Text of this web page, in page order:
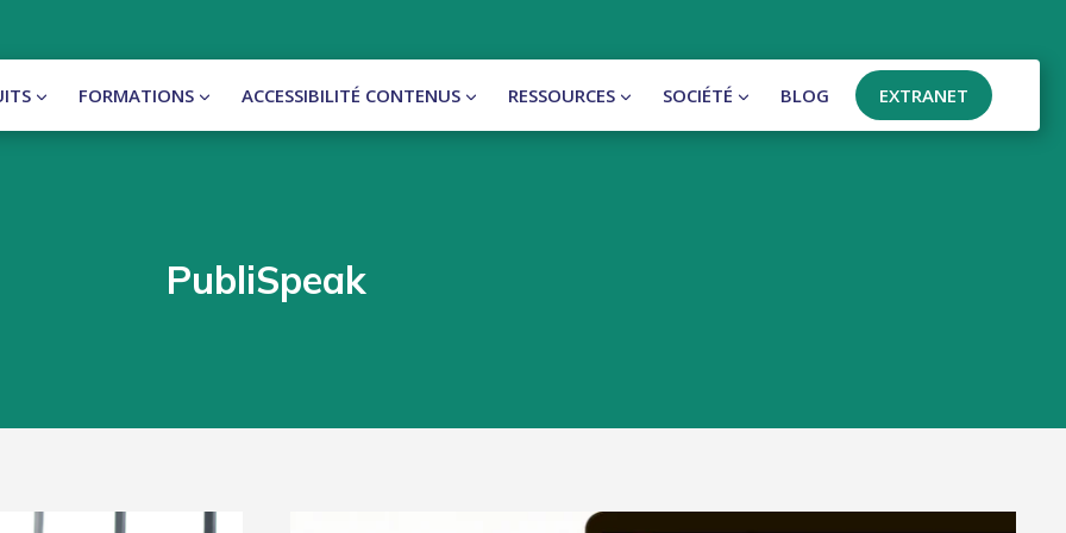
FORMATIONS ACCESSIBILITÉ CONTENUS RESSOURCES SOCIÉTÉ BLOG EXTRANET
PubliSpeak